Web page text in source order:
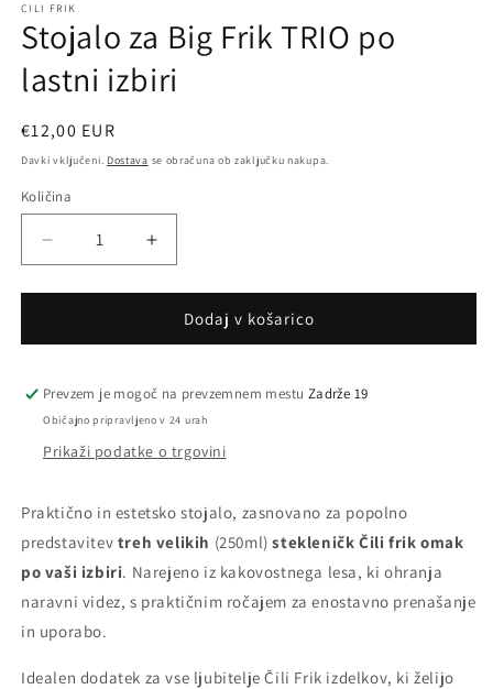
modalnem
načinu
CILI FRIK
Stojalo za Big Frik TRIO po
lastni izbiri
Redna
cena
€12,00 EUR
Davki vključeni. Dostava se obračuna ob zaključku nakupa.
Količina
Pomanjšaš
količino
za
Stojalo
Big
Frik
TRIO
po
izbiri
Povečaj
količino
za
izdelek
Stojalo
Big
Frik
po
izbiri
Dodaj v košarico
Prevzem je mogoč na prevzemnem mestu Zadrže 19
Običajno pripravljeno v 24 urah
Prikaži podatke o trgovini
Praktično in estetsko stojalo, zasnovano za popolno
predstavitev treh velikih (250ml)stekleničk Čili frik omak
po vaši izbiri. Narejeno iz kakovostnega lesa, ki ohranja
naravni videz, s praktičnim ročajem za enostavno prenašanje
in uporabo.
Idealen dodatek za vse ljubitelje Čili Frik izdelkov, ki želijo